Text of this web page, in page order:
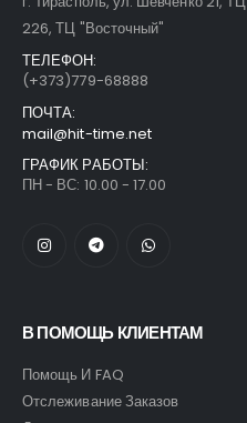
226, ТЦ "Восточный"
ТЕЛЕФОН:
(+373)779-68888
ПОЧТА:
mail@hit-time.net
ГРАФИК РАБОТЫ:
ПН - ВС: 10.00 - 17.00
В ПОМОЩЬ КЛИЕНТАМ
Помощь И FAQ
Отслеживание Заказов